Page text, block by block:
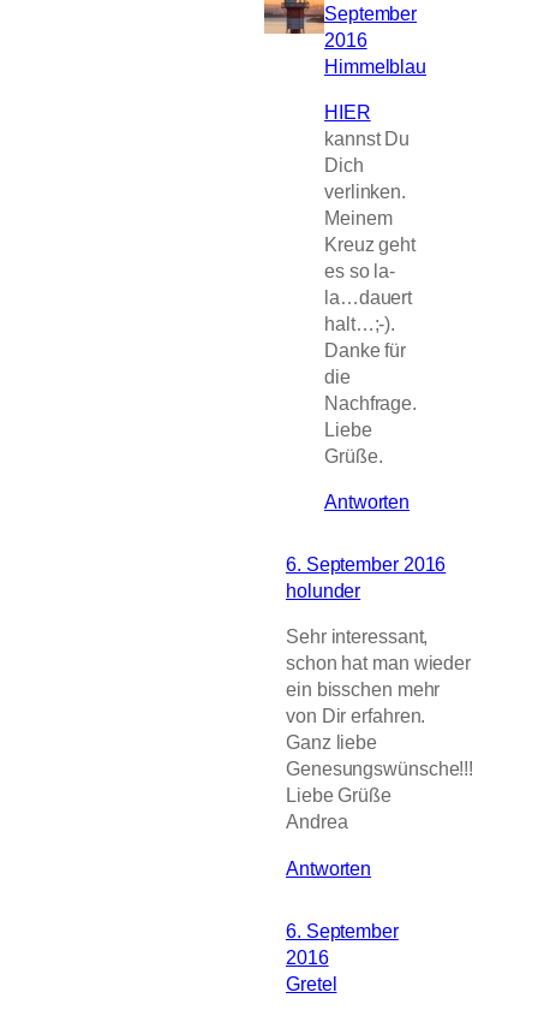
September
2016
Himmelblau
HIER
kannst Du
Dich
verlinken.
Meinem
Kreuz geht
es so la-
la…dauert
halt…;-).
Danke für
die
Nachfrage.
Liebe
Grüße.
Antworten
6. September 2016
holunder
Sehr interessant,
schon hat man wieder
ein bisschen mehr
von Dir erfahren.
Ganz liebe
Genesungswünsche!!!
Liebe Grüße
Andrea
Antworten
6. September
2016
Gretel